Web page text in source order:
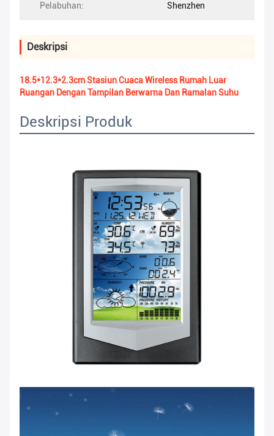
Pelabuhan: Shenzhen
Deskripsi
18.5*12.3*2.3cm Stasiun Cuaca Wireless Rumah Luar
Ruangan Dengan Tampilan Berwarna Dan Ramalan Suhu
Deskripsi Produk